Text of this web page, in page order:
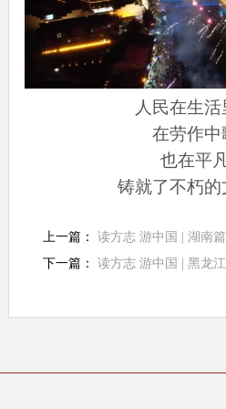
人民在生
在劳作中
也在平
铸就了不朽的
上一篇： 读方志 游中国 | 湖南
下一篇： 读方志 游中国 | 黑龙